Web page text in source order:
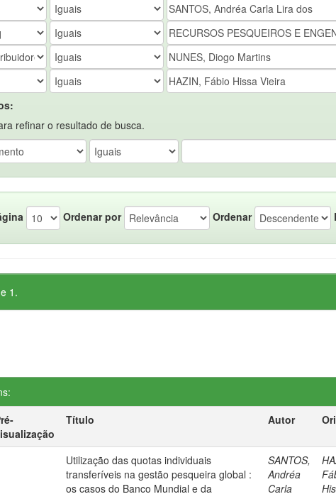
refinar o resultado de busca.
Ordenar por Ordenar
1.
Título Autor
Utilização das quotas individuais
transferíveis na gestão pesqueira global :
os casos do Banco Mundial e da
SANTOS,
Andréa
Carla